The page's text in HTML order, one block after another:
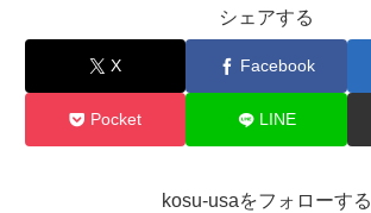
シェアする
X Facebook
Pocket LINE
kosu-usaをフォローする